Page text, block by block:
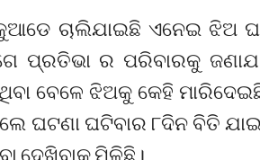
ଚାଲିଯାଇଛି ଏନେଇ ଝିଅ
ର ପରିବାରକୁ
ବେଳେ ଝିଅକୁ କେହି
ଘଟଣା ଘଟିବାର ୮ଦିନ ବିତି
ଦେଖିବାକୁ ମିଳିଛି।